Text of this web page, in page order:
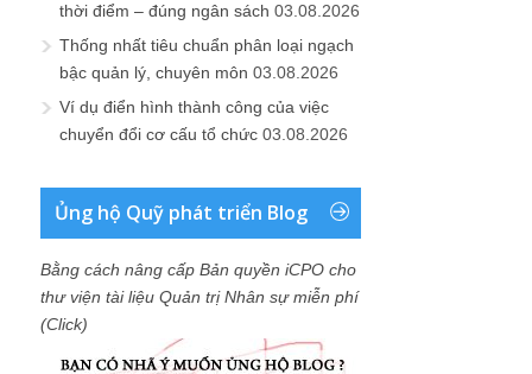
thời điểm – đúng ngân sách 03.08.2026
Thống nhất tiêu chuẩn phân loại ngạch
bậc quản lý, chuyên môn 03.08.2026
Ví dụ điển hình thành công của việc
chuyển đổi cơ cấu tổ chức 03.08.2026
Ủng hộ Quỹ phát triển Blog
Bằng cách nâng cấp Bản quyền iCPO cho
thư viện tài liệu Quản trị Nhân sự miễn phí
(Click)